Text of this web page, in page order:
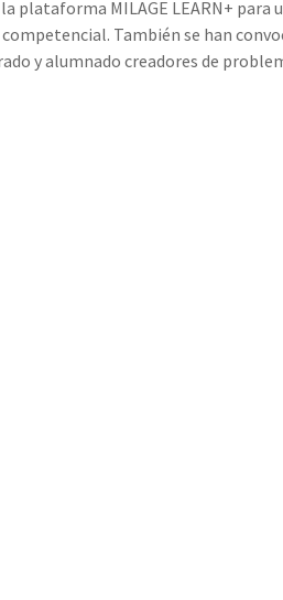
plataforma MILAGE LEARN+ para
También se han
y alumnado creadores de